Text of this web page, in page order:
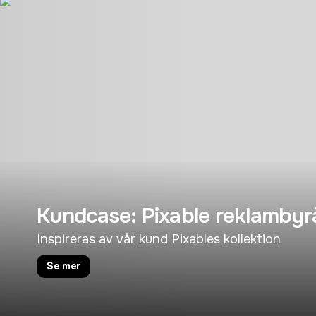
Kundcase: Pixable
Inspireras av vår kund Pixables kollektion
Se mer